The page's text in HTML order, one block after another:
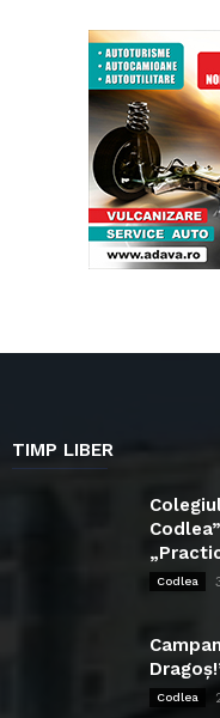
TIMP LIBER
Codlea
Codlea